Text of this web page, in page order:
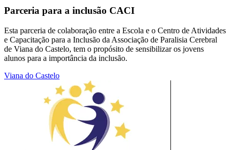
Parceria para a inclusão CACI
Esta parceria de colaboração entre a Escola e o Centro de Atividades
e Capacitação para a Inclusão da Associação de Paralisia Cerebral
de Viana do Castelo, tem o propósito de sensibilizar os jovens
alunos para a importância da inclusão.
Viana do Castelo